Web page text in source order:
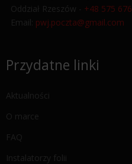
Oddział Rzeszów - +48 575
Email: pwj.poczta@gmail.com
Przydatne linki
Aktualności
O marce
FAQ
Instalatorzy folii